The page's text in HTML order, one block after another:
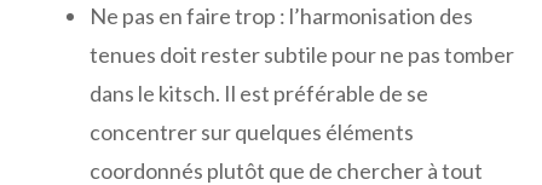
Ne pas en faire trop : l’harmonisation des
tenues doit rester subtile pour ne pas tomber
dans le kitsch. Il est préférable de se
concentrer sur quelques éléments
coordonnés plutôt que de chercher à tout